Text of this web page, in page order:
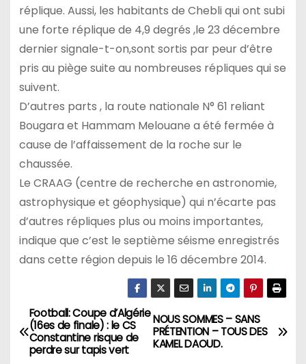
réplique. Aussi, les habitants de Chebli qui ont subi
une forte réplique de 4,9 degrés ,le 23 décembre
dernier signale-t-on,sont sortis par peur d’être
pris au piège suite au nombreuses répliques qui se
suivent.
D’autres parts , la route nationale N° 61 reliant
Bougara et Hammam Melouane a été fermée à
cause de l’affaissement de la roche sur le
chaussée.
Le CRAAG (centre de recherche en astronomie,
astrophysique et géophysique) qui n’écarte pas
d’autres répliques plus ou moins importantes,
indique que c’est le septième séisme enregistrés
dans cette région depuis le 16 décembre 2014.
N
a
NOUS SOMMES – SANS
PRÉTENTION – TOUS DES
KAMEL DAOUD.
Football: Coupe d’Algérie
(16es de finale) : le CS
Constantine risque de
perdre sur tapis vert